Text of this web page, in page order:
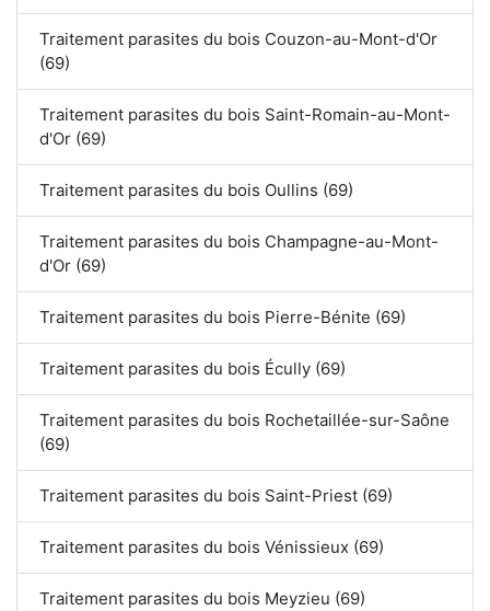
Traitement parasites du bois Couzon-au-Mont-d'Or
(69)
Traitement parasites du bois Saint-Romain-au-Mont-
d'Or (69)
Traitement parasites du bois Oullins (69)
Traitement parasites du bois Champagne-au-Mont-
d'Or (69)
Traitement parasites du bois Pierre-Bénite (69)
Traitement parasites du bois Écully (69)
Traitement parasites du bois Rochetaillée-sur-Saône
(69)
Traitement parasites du bois Saint-Priest (69)
Traitement parasites du bois Vénissieux (69)
Traitement parasites du bois Meyzieu (69)